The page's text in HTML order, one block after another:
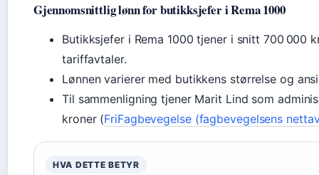
Gjennomsnittlig lønn for butikksjefer i Rema 1000
Butikksjefer i Rema 1000 tjener i snitt 700 000
tariffavtaler.
Lønnen varierer med butikkens størrelse og
Til sammenligning tjener Marit Lind som
kroner (FriFagbevegelse (fagbevegelsens
HVA DETTE BETYR